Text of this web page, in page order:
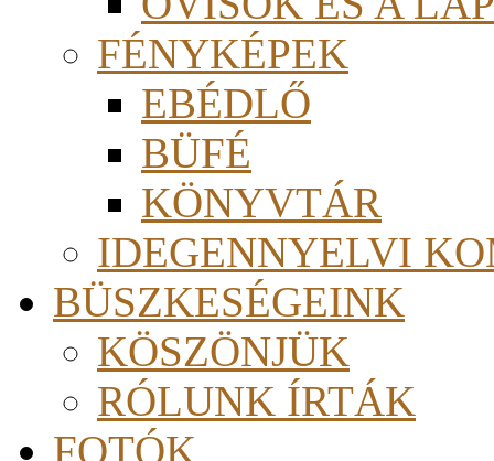
FÉNYKÉPEK
EBÉDLŐ
BÜFÉ
KÖNYVTÁR
IDEGENNYELVI
BÜSZKESÉGEINK
KÖSZÖNJÜK
RÓLUNK ÍRTÁK
FOTÓK